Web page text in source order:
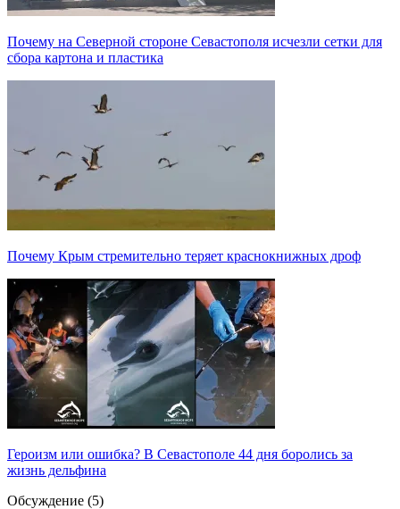
Почему на Северной стороне Севастополя исчезли сетки для
сбора картона и пластика
Почему Крым стремительно теряет краснокнижных дроф
Героизм или ошибка? В Севастополе 44 дня боролись за
жизнь дельфина
Обсуждение (5)